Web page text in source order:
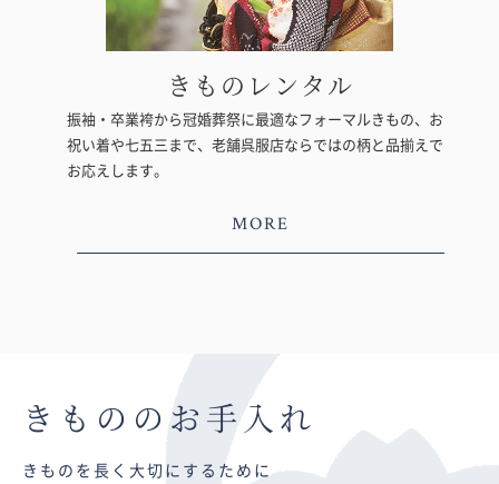
きものレンタル
振袖・卒業袴から冠婚葬祭に最適なフォーマルきもの、お
祝い着や七五三まで、老舗呉服店ならではの柄と品揃えで
お応えします。
MORE
きものの お手入れ
きものを長く大切にするために